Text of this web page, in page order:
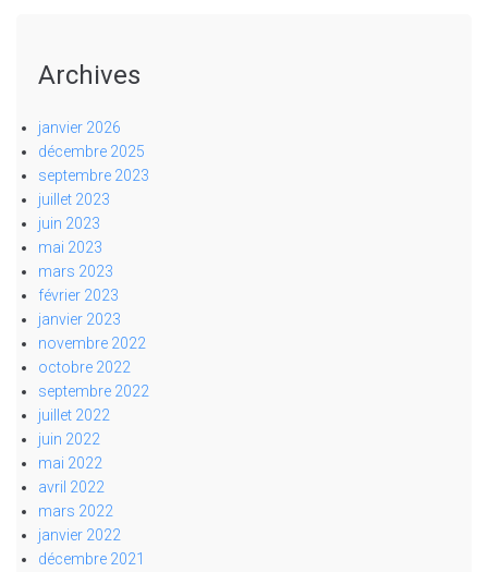
Archives
janvier 2026
décembre 2025
septembre 2023
juillet 2023
juin 2023
mai 2023
mars 2023
février 2023
janvier 2023
novembre 2022
octobre 2022
septembre 2022
juillet 2022
juin 2022
mai 2022
avril 2022
mars 2022
janvier 2022
décembre 2021